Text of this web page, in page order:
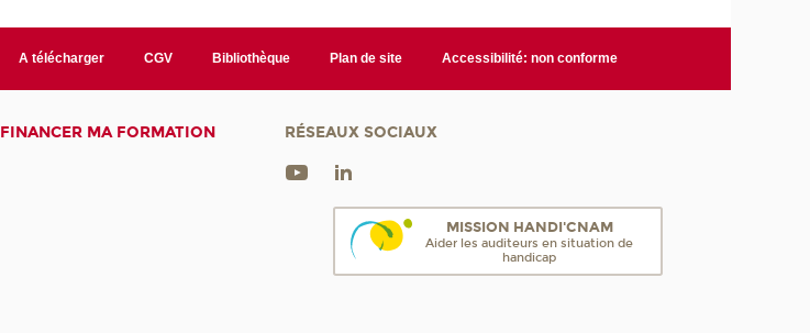
A télécharger CGV Bibliothèque Plan de site Accessibilité: non conforme
FINANCER MA FORMATION RÉSEAUX SOCIAUX
MISSION HANDI'CNAM
Aider les auditeurs en situation de
handicap